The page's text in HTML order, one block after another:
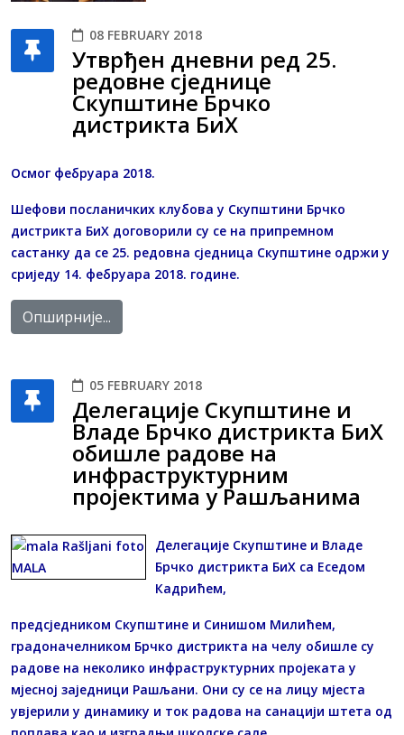
08 FEBRUARY 2018
Утврђен дневни ред 25.
редовне сједнице
Скупштине Брчко
дистрикта БиХ
Осмог фебруара 2018.
Шефови посланичких клубова у Скупштини Брчко
дистрикта БиХ договорили су се на припремном
састанку да се 25. редовна сједница Скупштине одржи у
сриједу 14. фебруара 2018. године.
Опширније...
05 FEBRUARY 2018
Делегације Скупштине и
Владе Брчко дистрикта БиХ
обишле радове на
инфраструктурним
пројектима у Рашљанима
Делегације Скупштине и Владе
Брчко дистрикта БиХ са Еседом
Кадрићем,
предсједником Скупштине и Синишом Милићем,
градоначелником Брчко дистрикта на челу обишле су
радове на неколико инфраструктурних пројеката у
мјесној заједници Рашљани. Они су се на лицу мјеста
увјерили у динамику и ток радова на санацији штета од